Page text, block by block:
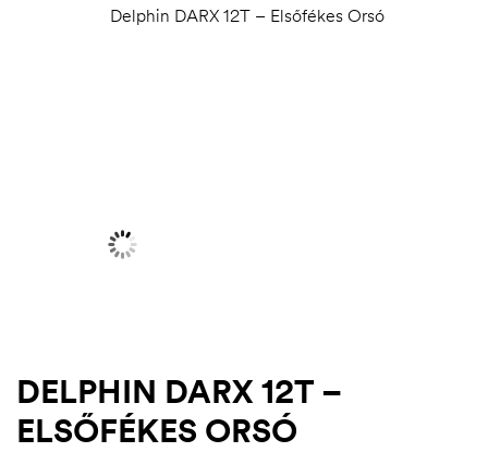
Delphin DARX 12T – Elsőfékes Orsó
DELPHIN DARX 12T –
ELSŐFÉKES ORSÓ